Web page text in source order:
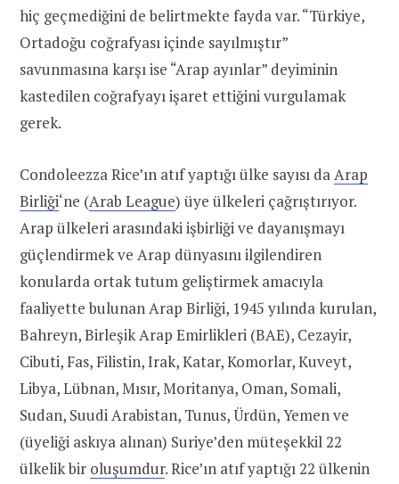
hiç geçmediğini de belirtmekte fayda var. “Türkiye,
Ortadoğu coğrafyası içinde sayılmıştır”
savunmasına karşı ise “Arap ayınlar” deyiminin
kastedilen coğrafyayı işaret ettiğini vurgulamak
gerek.
Condoleezza Rice’ın atıf yaptığı ülke sayısı daArap
Birliği‘ne (Arab League) üye ülkeleri çağrıştırıyor.
Arap ülkeleri arasındaki işbirliği ve dayanışmayı
güçlendirmek ve Arap dünyasını ilgilendiren
konularda ortak tutum geliştirmek amacıyla
faaliyette bulunan Arap Birliği, 1945 yılında kurulan,
Bahreyn, Birleşik Arap Emirlikleri (BAE), Cezayir,
Cibuti, Fas, Filistin, Irak, Katar, Komorlar, Kuveyt,
Libya, Lübnan, Mısır, Moritanya, Oman, Somali,
Sudan, Suudi Arabistan, Tunus, Ürdün, Yemen ve
(üyeliği askıya alınan) Suriye’den müteşekkil 22
ülkelik bir oluşumdur. Rice’ın atıf yaptığı 22 ülkenin